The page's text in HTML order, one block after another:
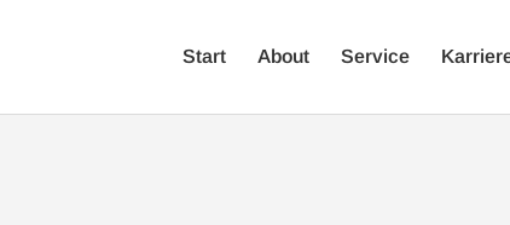
Start About Service